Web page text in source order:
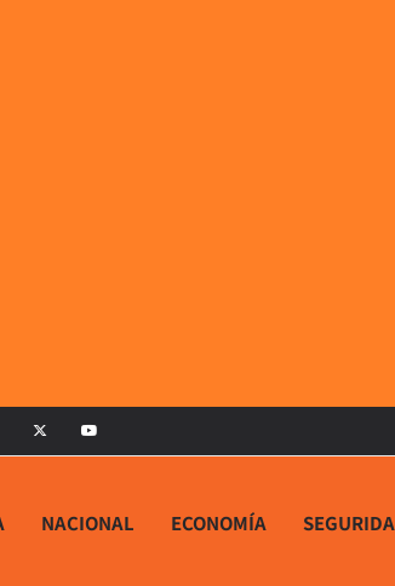
NACIONAL ECONOMÍA